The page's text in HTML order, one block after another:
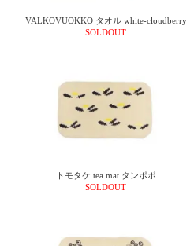
VALKOVUOKKO タオル white-cloudberry
SOLDOUT
トモタケ tea mat タンポポ
SOLDOUT